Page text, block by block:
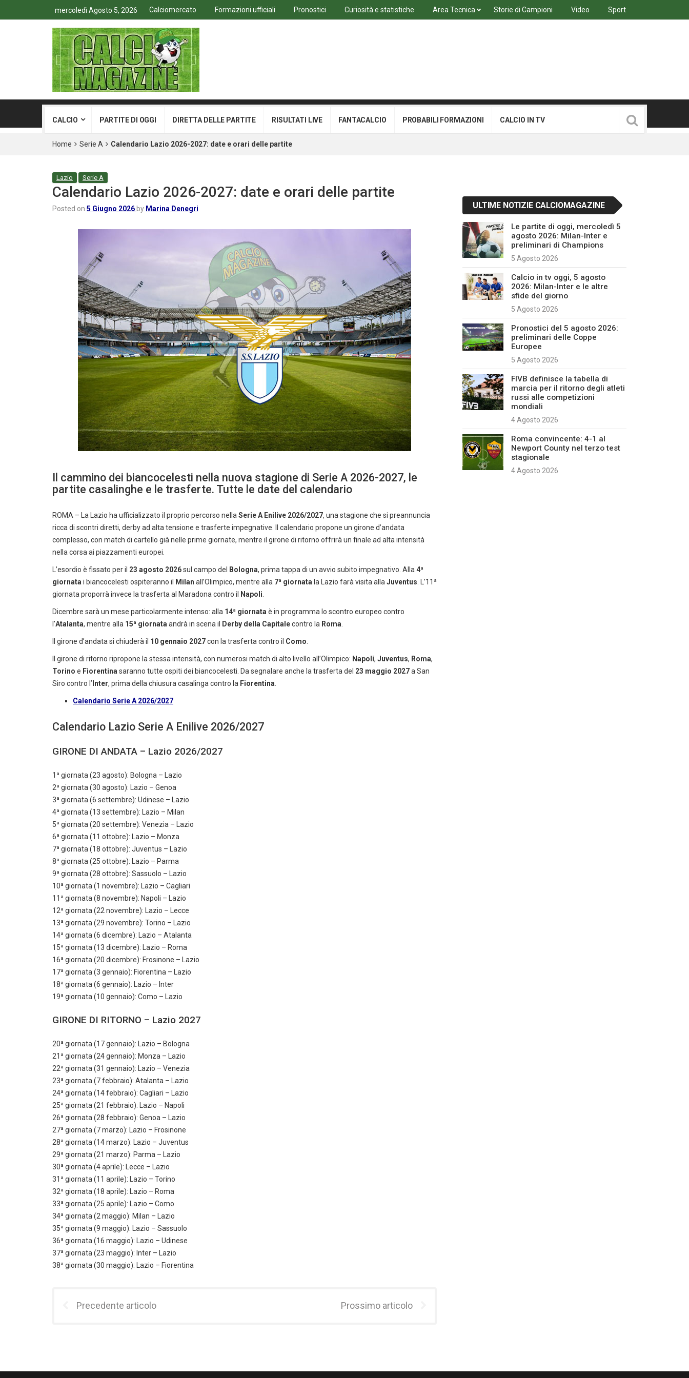
mercoledì Agosto 5, 2026 Calciomercato Formazioni ufficiali Pronostici Curiosità e statistiche Area Tecnica Storie di Campioni Video Sport
CALCIO PARTITE DI OGGI DIRETTA DELLE PARTITE RISULTATI LIVE FANTACALCIO PROBABILI FORMAZIONI CALCIO IN TV
Home Serie A Calendario Lazio 2026-2027: date e orari delle partite
Lazio Serie A
Calendario Lazio 2026-2027: date e orari delle partite
Posted on 5 Giugno 2026 by Marina Denegri
Il cammino dei biancocelesti nella nuova stagione di Serie A 2026-2027, le
partite casalinghe e le trasferte. Tutte le date del calendario
ROMA – La Lazio ha ufficializzato il proprio percorso nella Serie A Enilive 2026/2027, una stagione che si preannuncia
ricca di scontri diretti, derby ad alta tensione e trasferte impegnative. Il calendario propone un girone d’andata
complesso, con match di cartello già nelle prime giornate, mentre il girone di ritorno offrirà un finale ad alta intensità
nella corsa ai piazzamenti europei.
L’esordio è fissato per il 23 agosto 2026sul campo del Bologna, prima tappa di un avvio subito impegnativo. Alla 4ª
giornata i biancocelesti ospiteranno il Milan all’Olimpico, mentre alla 7ª giornata la Lazio farà visita alla Juventus . L’11ª
giornata proporrà invece la trasferta al Maradona contro il
Napoli
Dicembre sarà un mese particolarmente intenso: alla 14ª giornata è in programma lo scontro europeo contro
l’Atalanta, mentre alla 15ª giornata andrà in scena il Derby della Capitalecontro la Roma
Il girone d’andata si chiuderà il 10 gennaio 2027con la trasferta contro il Como
Il girone di ritorno ripropone la stessa intensità, con numerosi match di alto livello all’Olimpico: Napoli, Juventus, Roma,
Torino e Fiorentina saranno tutte ospiti dei biancocelesti. Da segnalare anche la trasferta del 23 maggio 2027a San
Siro contro l’ Inter, prima della chiusura casalinga contro la Fiorentina
Calendario Serie A 2026/2027
Calendario Lazio Serie A Enilive 2026/2027
GIRONE DI ANDATA – Lazio 2026/2027
1ª giornata (23 agosto): Bologna – Lazio
2ª giornata (30 agosto): Lazio – Genoa
3ª giornata (6 settembre): Udinese – Lazio
4ª giornata (13 settembre): Lazio – Milan
5ª giornata (20 settembre): Venezia – Lazio
6ª giornata (11 ottobre): Lazio – Monza
7ª giornata (18 ottobre): Juventus – Lazio
8ª giornata (25 ottobre): Lazio – Parma
9ª giornata (28 ottobre): Sassuolo – Lazio
10ª giornata (1 novembre): Lazio – Cagliari
11ª giornata (8 novembre): Napoli – Lazio
12ª giornata (22 novembre): Lazio – Lecce
13ª giornata (29 novembre): Torino – Lazio
14ª giornata (6 dicembre): Lazio – Atalanta
15ª giornata (13 dicembre): Lazio – Roma
16ª giornata (20 dicembre): Frosinone – Lazio
17ª giornata (3 gennaio): Fiorentina – Lazio
18ª giornata (6 gennaio): Lazio – Inter
19ª giornata (10 gennaio): Como – Lazio
GIRONE DI RITORNO – Lazio 2027
20ª giornata (17 gennaio): Lazio – Bologna
21ª giornata (24 gennaio): Monza – Lazio
22ª giornata (31 gennaio): Lazio – Venezia
23ª giornata (7 febbraio): Atalanta – Lazio
24ª giornata (14 febbraio): Cagliari – Lazio
25ª giornata (21 febbraio): Lazio – Napoli
26ª giornata (28 febbraio): Genoa – Lazio
27ª giornata (7 marzo): Lazio – Frosinone
28ª giornata (14 marzo): Lazio – Juventus
29ª giornata (21 marzo): Parma – Lazio
30ª giornata (4 aprile): Lecce – Lazio
31ª giornata (11 aprile): Lazio – Torino
32ª giornata (18 aprile): Lazio – Roma
33ª giornata (25 aprile): Lazio – Como
34ª giornata (2 maggio): Milan – Lazio
35ª giornata (9 maggio): Lazio – Sassuolo
36ª giornata (16 maggio): Lazio – Udinese
37ª giornata (23 maggio): Inter – Lazio
38ª giornata (30 maggio): Lazio – Fiorentina
Precedente articolo Prossimo articolo
ULTIME NOTIZIE CALCIOMAGAZINE
Le partite di oggi, mercoledì 5
agosto 2026: Milan-Inter e
preliminari di Champions
5 Agosto 2026
Calcio in tv oggi, 5 agosto
2026: Milan-Inter e le altre
sfide del giorno
5 Agosto 2026
Pronostici del 5 agosto 2026:
preliminari delle Coppe
Europee
5 Agosto 2026
FIVB definisce la tabella di
marcia per il ritorno degli atleti
russi alle competizioni
mondiali
4 Agosto 2026
Roma convincente: 4-1 al
Newport County nel terzo test
stagionale
4 Agosto 2026